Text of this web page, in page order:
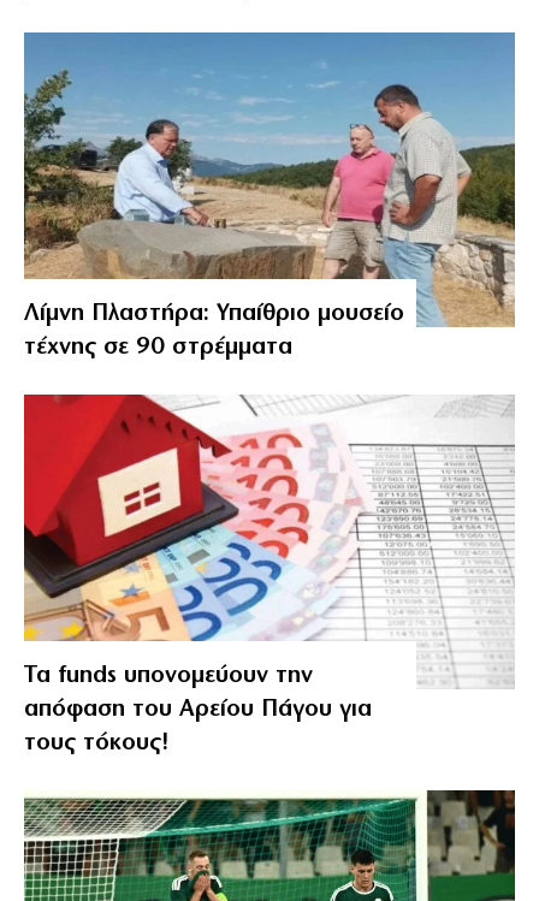
Λίμνη Πλαστήρα: Υπαίθριο μουσείο
τέχνης σε 90 στρέμματα
Τα funds υπονομεύουν την
απόφαση του Αρείου Πάγου για
τους τόκους!